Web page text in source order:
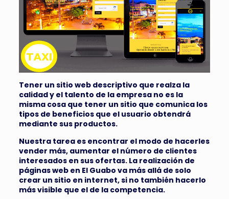
Tener un sitio web descriptivo que realza la
calidad y el talento de la empresa no es la
misma cosa que tener un sitio que comunica los
tipos de beneficios que el usuario obtendrá
mediante sus productos.
Nuestra tarea es encontrar el modo de hacerles
vender más, aumentar el número de clientes
interesados ​​en sus ofertas. La realización de
páginas web en El Guabo va más allá de solo
crear un sitio en internet, si no también hacerlo
más visible que el de la competencia.